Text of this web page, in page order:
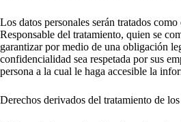
Los datos personales serán tratados
Responsable del tratamiento, quien se
garantizar por medio de una obligación
confidencialidad sea respetada por sus
persona a la cual le haga accesible la
Derechos derivados del tratamiento de